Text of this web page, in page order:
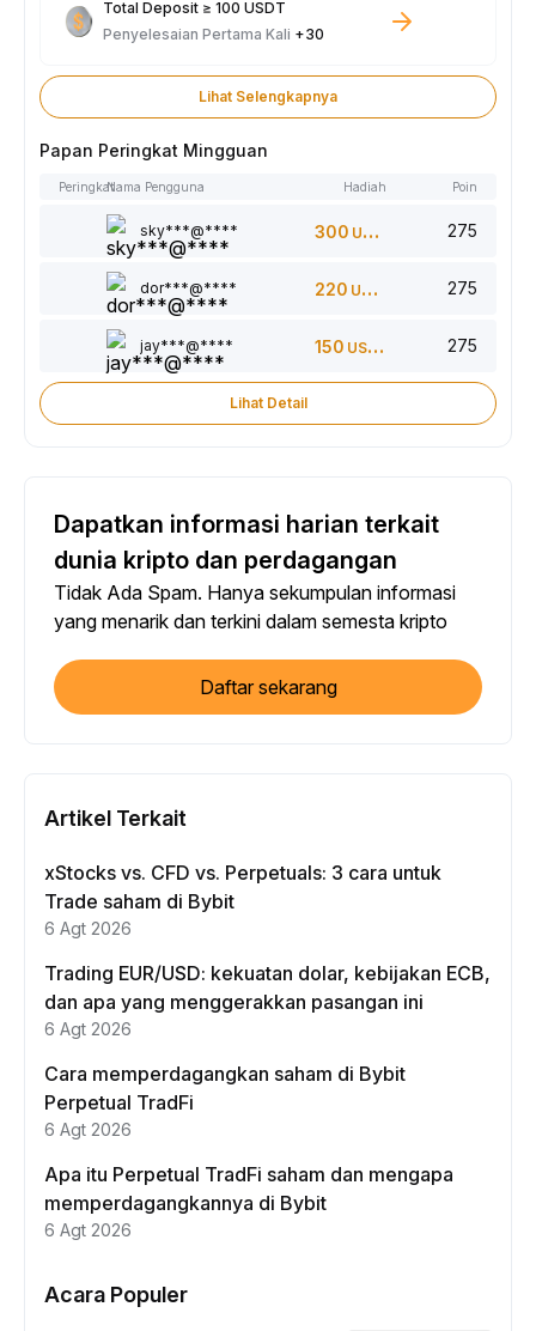
Total Deposit ≥ 100 USDT
Penyelesaian Pertama Kali +30
Lihat Selengkapnya
Papan Peringkat Mingguan
PeringkatNama Pengguna Hadiah Poin
sky***@**** 300 USDT 275
dor***@**** 220 USDT 275
jay***@**** 150 USDT 275
Lihat Detail
Dapatkan informasi harian terkait
dunia kripto dan perdagangan
Tidak Ada Spam. Hanya sekumpulan informasi
yang menarik dan terkini dalam semesta kripto
Daftar sekarang
Artikel Terkait
xStocks vs. CFD vs. Perpetuals: 3 cara untuk
Trade saham di Bybit
6 Agt 2026
Trading EUR/USD: kekuatan dolar, kebijakan ECB,
dan apa yang menggerakkan pasangan ini
6 Agt 2026
Cara memperdagangkan saham di Bybit
Perpetual TradFi
6 Agt 2026
Apa itu Perpetual TradFi saham dan mengapa
memperdagangkannya di Bybit
6 Agt 2026
Acara Populer